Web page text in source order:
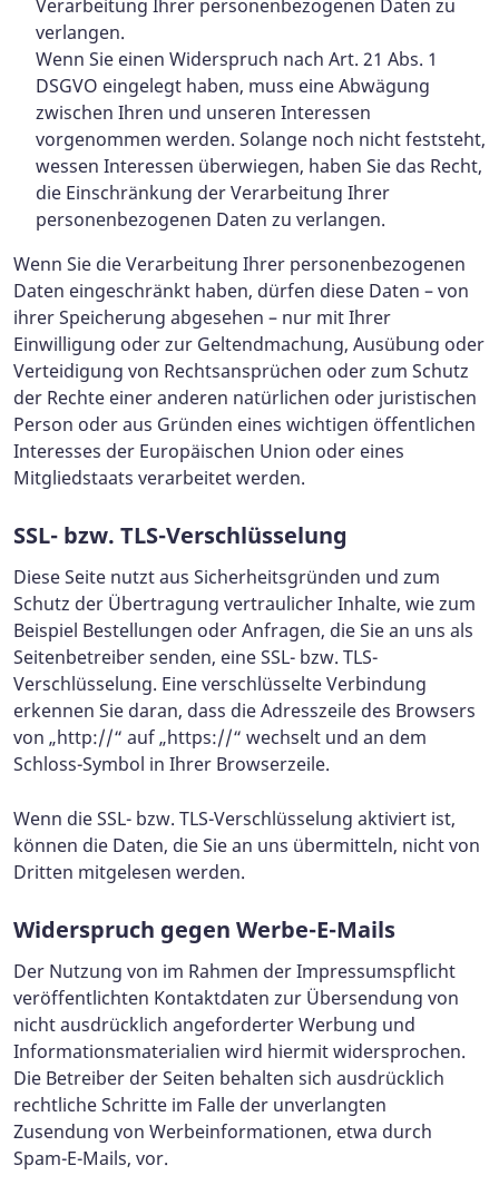
Verarbeitung Ihrer personenbezogenen Daten zu
verlangen.
Wenn Sie einen Widerspruch nach Art. 21 Abs. 1
DSGVO eingelegt haben, muss eine Abwägung
zwischen Ihren und unseren Interessen
vorgenommen werden. Solange noch nicht feststeht,
wessen Interessen überwiegen, haben Sie das Recht,
die Einschränkung der Verarbeitung Ihrer
personenbezogenen Daten zu verlangen.
Wenn Sie die Verarbeitung Ihrer personenbezogenen
Daten eingeschränkt haben, dürfen diese Daten – von
ihrer Speicherung abgesehen – nur mit Ihrer
Einwilligung oder zur Geltendmachung, Ausübung oder
Verteidigung von Rechtsansprüchen oder zum Schutz
der Rechte einer anderen natürlichen oder juristischen
Person oder aus Gründen eines wichtigen öffentlichen
Interesses der Europäischen Union oder eines
Mitgliedstaats verarbeitet werden.
SSL- bzw. TLS-Verschlüsselung
Diese Seite nutzt aus Sicherheitsgründen und zum
Schutz der Übertragung vertraulicher Inhalte, wie zum
Beispiel Bestellungen oder Anfragen, die Sie an uns als
Seitenbetreiber senden, eine SSL- bzw. TLS-
Verschlüsselung. Eine verschlüsselte Verbindung
erkennen Sie daran, dass die Adresszeile des Browsers
von „http://“ auf „https://“ wechselt und an dem
Schloss-Symbol in Ihrer Browserzeile.
Wenn die SSL- bzw. TLS-Verschlüsselung aktiviert ist,
können die Daten, die Sie an uns übermitteln, nicht von
Dritten mitgelesen werden.
Widerspruch gegen Werbe-E-Mails
Der Nutzung von im Rahmen der Impressumspflicht
veröffentlichten Kontaktdaten zur Übersendung von
nicht ausdrücklich angeforderter Werbung und
Informationsmaterialien wird hiermit widersprochen.
Die Betreiber der Seiten behalten sich ausdrücklich
rechtliche Schritte im Falle der unverlangten
Zusendung von Werbeinformationen, etwa durch
Spam-E-Mails, vor.